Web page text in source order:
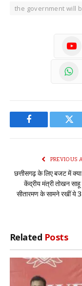
the government will
Facebook
PREVIOUS
छत्तीसगढ़ के लिए बजट में
केंद्रीय मंत्री तोखन साहू
सीतारमण के सामने रखीं ये 3
Related Posts